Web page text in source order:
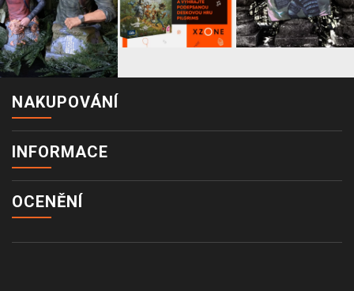
NAKUPOVÁNÍ
INFORMACE
OCENĚNÍ